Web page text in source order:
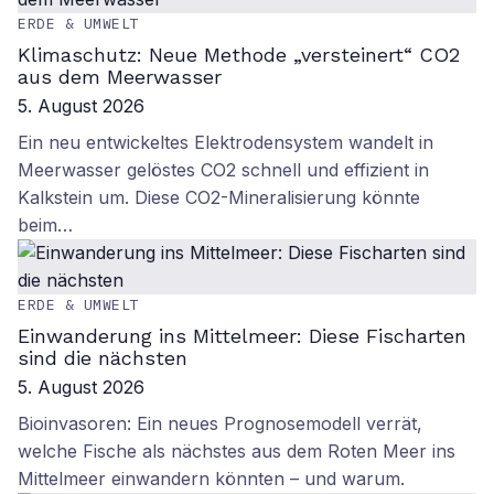
ERDE & UMWELT
Klimaschutz: Neue Methode „versteinert“ CO2
aus dem Meerwasser
5. August 2026
Ein neu entwickeltes Elektrodensystem wandelt in
Meerwasser gelöstes CO2 schnell und effizient in
Kalkstein um. Diese CO2-Mineralisierung könnte
beim…
ERDE & UMWELT
Einwanderung ins Mittelmeer: Diese Fischarten
sind die nächsten
5. August 2026
Bioinvasoren: Ein neues Prognosemodell verrät,
welche Fische als nächstes aus dem Roten Meer ins
Mittelmeer einwandern könnten – und warum.